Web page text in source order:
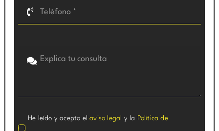
He leído y acepto elaviso legal y la Política de